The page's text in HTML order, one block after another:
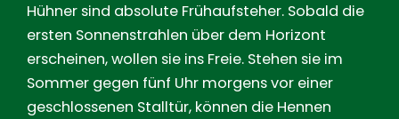
Hühner sind absolute Frühaufsteher. Sobald die
ersten Sonnenstrahlen über dem Horizont
erscheinen, wollen sie ins Freie. Stehen sie im
Sommer gegen fünf Uhr morgens vor einer
geschlossenen Stalltür, können die Hennen